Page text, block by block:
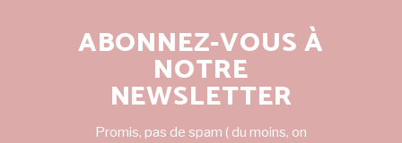
ABONNEZ-VOUS À
NOTRE
NEWSLETTER
Promis, pas de spam ( du moins, on